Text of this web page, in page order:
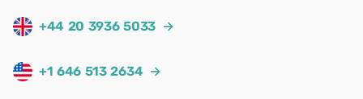
+44 20 3936 5033 →
+1 646 513 2634 →